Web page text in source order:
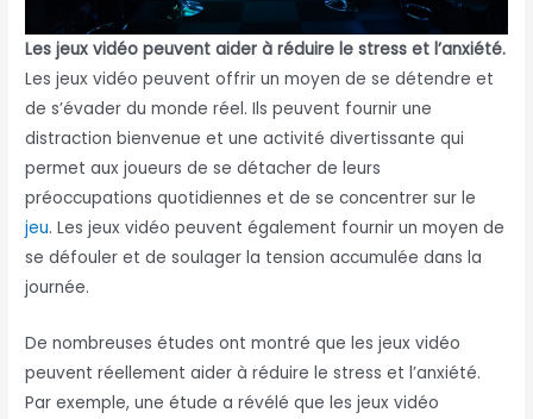
Les jeux vidéo peuvent aider à réduire le stress et l’anxiété.
Les jeux vidéo peuvent offrir un moyen de se détendre et
de s’évader du monde réel. Ils peuvent fournir une
distraction bienvenue et une activité divertissante qui
permet aux joueurs de se détacher de leurs
préoccupations quotidiennes et de se concentrer sur le
jeu. Les jeux vidéo peuvent également fournir un moyen de
se défouler et de soulager la tension accumulée dans la
journée.
De nombreuses études ont montré que les jeux vidéo
peuvent réellement aider à réduire le stress et l’anxiété.
Par exemple, une étude a révélé que les jeux vidéo